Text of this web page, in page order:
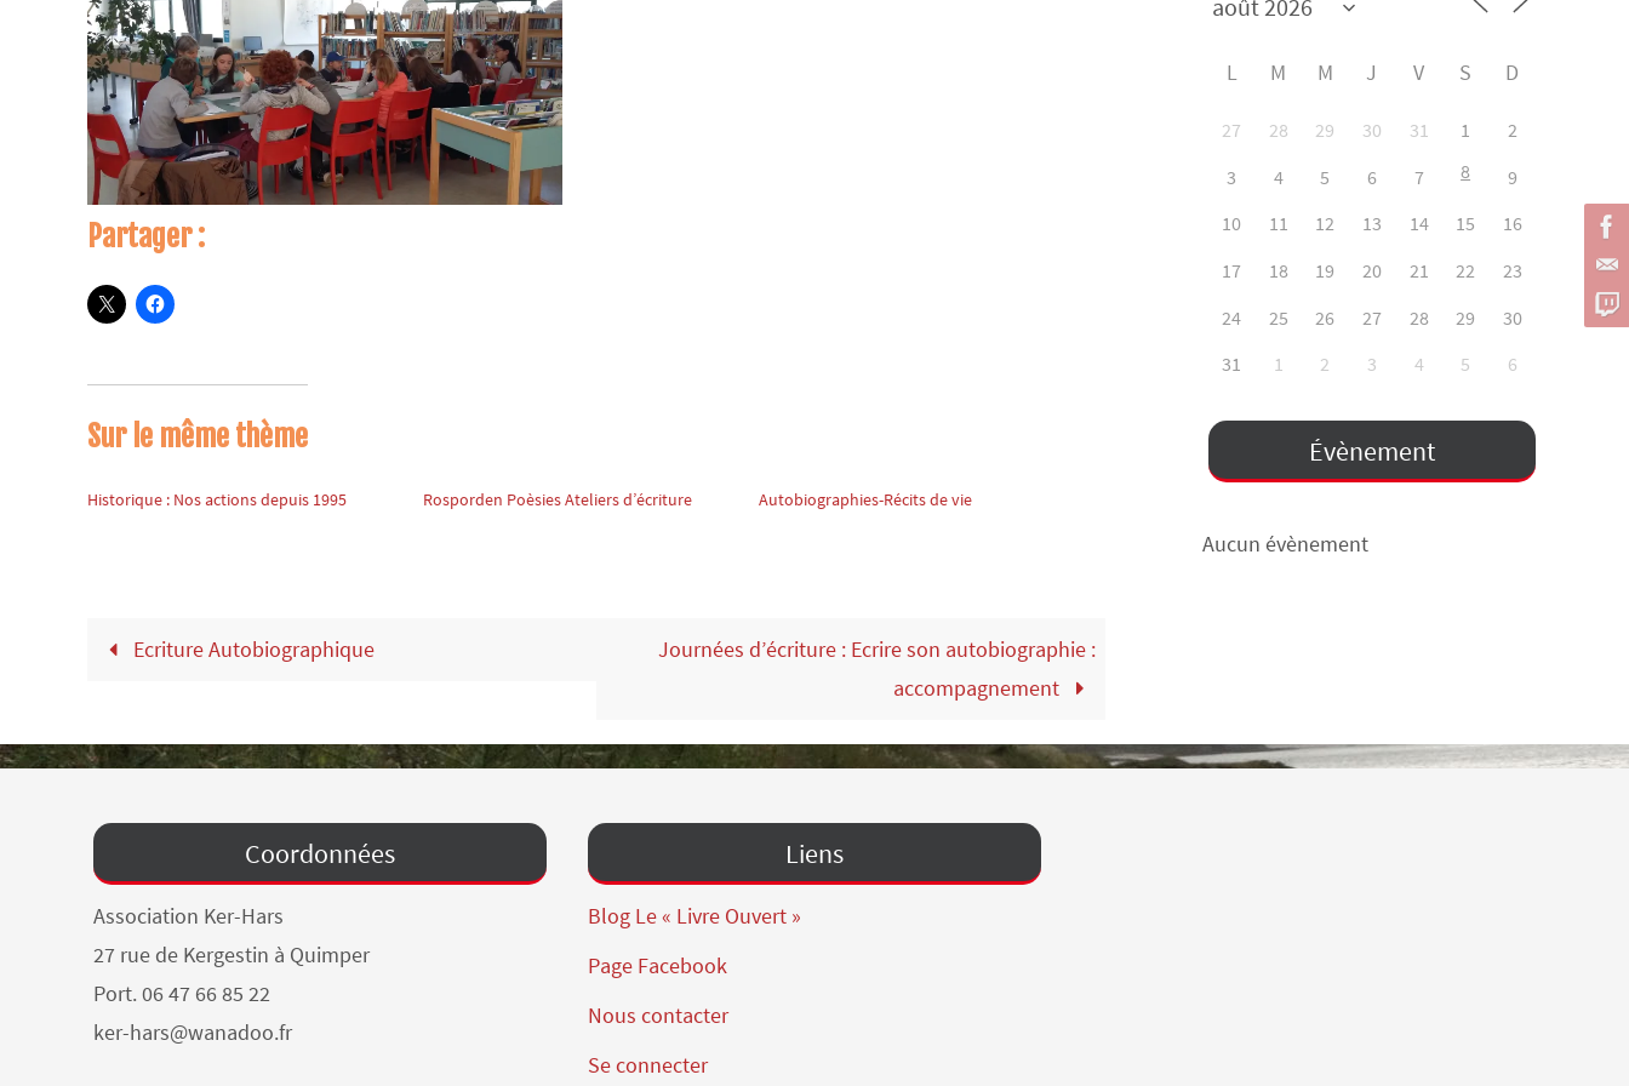
Partager :
Sur le même thème
Historique : Nos actions depuis 1995 Rosporden Poèsies Ateliers d’écriture Autobiographies-Récits de vie
Ecriture Autobiographique
Journées d’écriture : Ecrire son autobiographie :
accompagnement
L M M J V S D
27 28 29 30 31 1
2
3
4 5 6 7 8
9
10
11 12 13 14 15
16
17
18 19 20 21 22
23
24
25 26 27 28 29
30
31
1 2 3 4 5 6
Évènement
Aucun évènement
Coordonnées
Association Ker-Hars
27 rue de Kergestin à Quimper
Port. 06 47 66 85 22
ker-hars@wanadoo.fr
Liens
Blog Le « Livre Ouvert »
Page Facebook
Nous contacter
Se connecter